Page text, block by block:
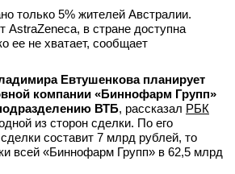
только 5% жителей Австралии.
AstraZeneca, в стране доступна
ее не хватает, сообщает
Евтушенкова планирует
компании «Биннофарм Групп»
ВТБ, рассказал РБК
из сторон сделки. По его
составит 7 млрд рублей, то
всей «Биннофарм Групп» в 62,5 млрд